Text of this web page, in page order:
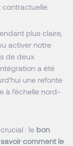
plus claire,
activer notre
de deux
a été
une refonte
à l’échelle nord-
: le bon
comment le